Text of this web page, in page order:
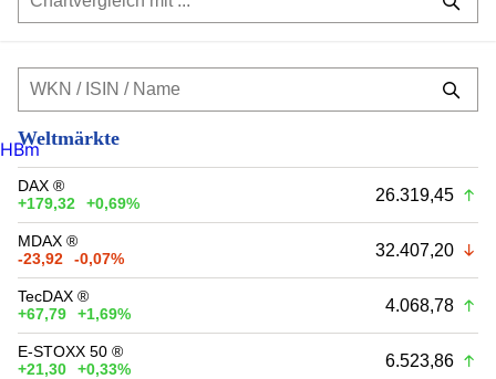
Weltmärkte
DAX ®
+179,32
+0,69% 26.319,45
MDAX ®
-23,92
-0,07% 32.407,20
TecDAX ®
+67,79
+1,69% 4.068,78
E-STOXX 50 ®
+21,30
+0,33% 6.523,86
HBm